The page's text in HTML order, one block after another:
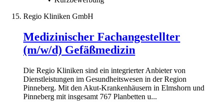
Regio Kliniken GmbH
Medizinischer Fachangestellter
(m/w/d) Gefäßmedizin
Die Regio Kliniken sind ein integrierter Anbieter von
Dienstleistungen im Gesundheitswesen in der Region
Pinneberg. Mit den Akut-Krankenhäusern in Elmshorn und
Pinneberg mit insgesamt 767 Planbetten u...